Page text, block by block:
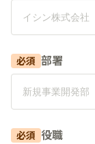
必須 部署
必須 役職